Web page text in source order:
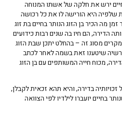
ירש את חלקה של אשתו המנוחה
שלפיה היא הורישה לו את כל רכושה
מה הכיר בן הזוג הנותר בחיים בת זוג
הדירה, הם חיו בה שנים רבות כידועים
מסוג זה – בהחלט יתכן שבת הזוג
שיטענו זאת בשמה לאחר לכתב
מכוח חייה המשותפים עם בן הזוג
בדירה, והיא תהא זכאית לקבלן,
בחיים יועברו לילדיו לפי הצוואה